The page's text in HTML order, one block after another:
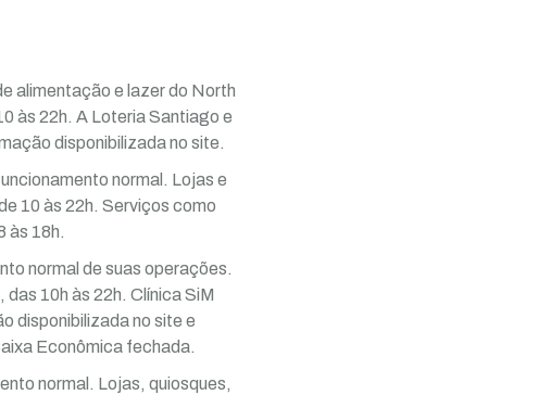
alimentação e lazer do North
às 22h. A Loteria Santiago e
disponibilizada no site.
normal. Lojas e
10 às 22h. Serviços como
às 18h.
normal de suas operações.
10h às 22h. Clínica SiM
disponibilizada no site e
Econômica fechada.
normal. Lojas, quiosques,